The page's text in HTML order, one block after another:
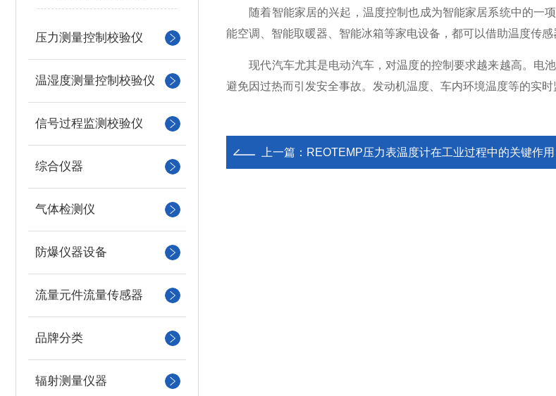
随着智能家居的兴起，温度控制也成为智能家居系统中的一
能空调、智能取暖器、智能冰箱等家电设备，都可以借助温度传
现代汽车尤其是电动汽车，对温度的控制要求越来越高。电池
避免因过热而引发安全事故。发动机温度、车内环境温度等的实
上一篇： REOTEMP压力表温度计在工业过程中的关键作用
压力测量控制校验仪
温湿度测量控制校验仪
信号过程监测校验仪
综合仪器
气体检测仪
防爆仪器设备
流量元件流量传感器
品牌分类
辐射测量仪器